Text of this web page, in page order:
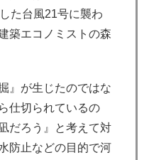
た台風21号に襲わ
築エコノミストの森
』が生じたのではな
仕切られているの
だろう』と考えて対
防止などの目的で河